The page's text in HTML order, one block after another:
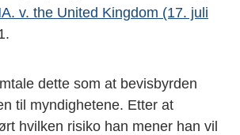
v. the United Kingdom (17. juli
dette som at bevisbyrden
til myndighetene. Etter at
hvilken risiko han mener han vil